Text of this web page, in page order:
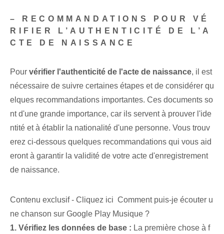
– RECOMMANDATIONS POUR VÉ
RIFIER L’AUTHENTICITÉ DE L’A
CTE DE NAISSANCE
Pour vérifier l'authenticité de l'acte de naissance, ‌il est
nécessaire⁣ de suivre certaines étapes et de considérer qu
elques recommandations importantes⁢. Ces documents so
nt d'une grande importance, car ils servent à prouver l'ide
ntité et à établir la nationalité d'une personne. Vous trouv
erez ci-dessous quelques recommandations qui vous aid
eront à garantir la validité de votre acte d'enregistrement
de naissance.
Contenu exclusif - Cliquez ici Comment puis-je écouter u
ne chanson sur Google Play Musique ?
1. Vérifiez les données de base : La première chose à f